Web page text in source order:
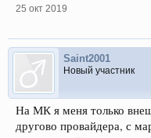
25 окт 2019
Saint2001
Новый участник
На МК я меня только
другово провайдера, с